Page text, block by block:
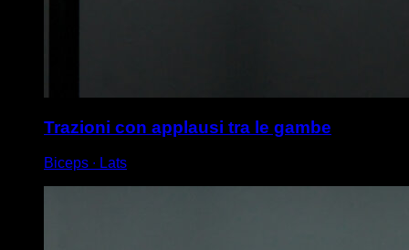
Trazioni con applausi tra le gambe
Biceps ∙ Lats